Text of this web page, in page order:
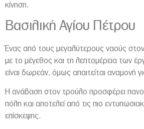
κίνηση.
Βασιλική Αγίου Πέτρου
Ένας από τους μεγαλύτερους ναούς
με το μέγεθος και τη λεπτομέρεια των
είναι δωρεάν, όμως απαιτείται αναμονή
Η ανάβαση στον τρούλο προσφέρει
πόλη και αποτελεί από τις πιο
επίσκεψης.